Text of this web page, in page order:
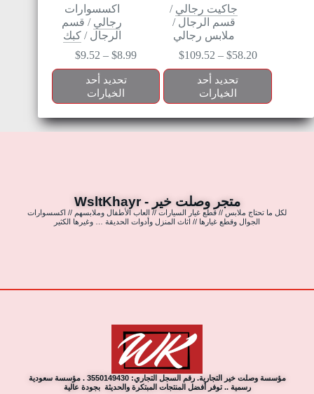
جاكيت رجالي /
قسم الرجال /
ملابس رجالي
$58.20
–
$109.52
تحديد أحد
الخيارات
اكسسوارات
رجالي / قسم
الرجال /كبك
$8.99
–
$9.52
تحديد أحد
الخيارات
متجر وصلت خير - WsltKhayr
لكل ما تحتاج ملابس // قطع غيار السيارات // العاب الأطفال وملابسهم // اكسسوارات
الجوال وقطع غيارها // اثاث المنزل وأدوات الحديقة … وغيرها الكثير
مؤسسة وصلت خير التجارية. رقم السجل التجاري: 3550149430 . مؤسسة سعودية
رسمية .. توفر أفضل المنتجات المبتكرة والحديثة بجودة عالية